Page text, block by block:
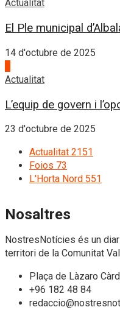
Actualitat
El Ple municipal
14 d'octubre de 2025
Actualitat
L’equip de govern i
23 d'octubre de 2025
Actualitat 2151
Foios 73
L'Horta Nord 551
Nosaltres
NostresNotícies és un
territori de la Comunitat
Plaça de Làzaro
+96 182 48 84